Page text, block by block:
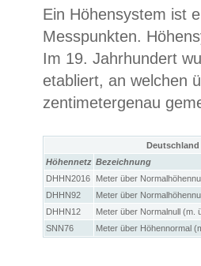
Ein Höhensystem ist
Messpunkten.
Im 19. Jahrhundert
etabliert, an welchen
zentimetergenau
Höhennetz Bezeichnung
DHHN2016
Meter über
DHHN92
Meter über
DHHN12
Meter über Normalnull (m.
SNN76
Meter über Höhennormal